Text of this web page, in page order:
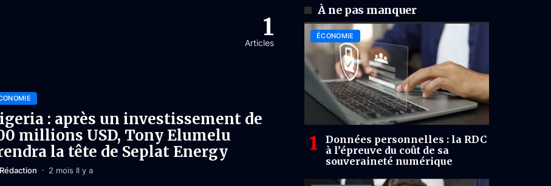
1
Articles
: après un investissement de
millions USD, Tony Elumelu
la tête de Seplat Energy
Rédaction 2 mois Il y a
À ne pas manquer
ÉCONOMIE
Données personnelles : la RDC
à l’épreuve du coût de sa
souveraineté numérique